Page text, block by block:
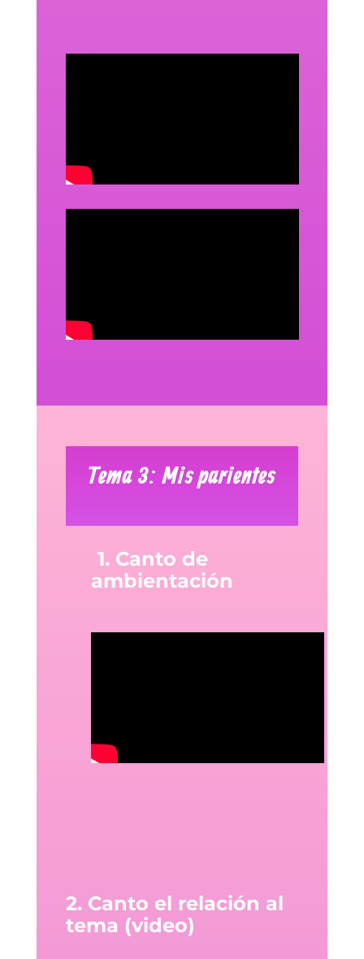
Tema 3: Mis parientes
1. Canto de
ambientación
2. Canto el relación al
tema (video)